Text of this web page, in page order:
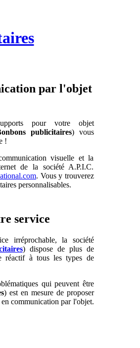
par l'objet
pour votre objet
publicitaires) vous
!
visuelle et la
de la société A.P.I.C.
. Vous y trouverez
personnalisables.
service
irréprochable, la société
) dispose de plus de
réactif à tous les types de
qui peuvent être
) est en mesure de proposer
en communication par l'objet.